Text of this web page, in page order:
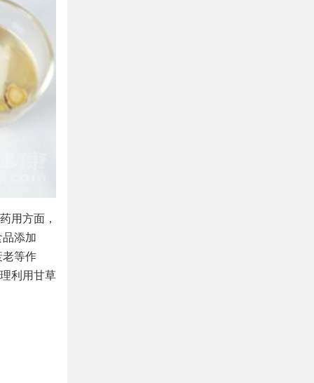
用方面，
添加
老等作
利用甘草